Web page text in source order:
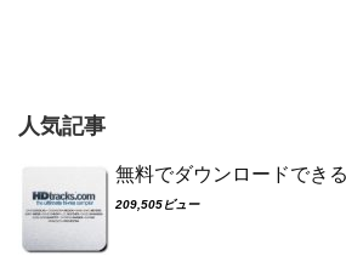
人気記事
無料でダウンロードでき
209,505ビュー